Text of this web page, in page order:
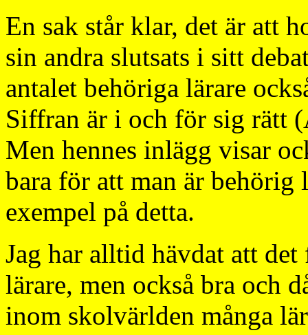
En sak står klar, det är att
sin andra slutsats i sitt
antalet behöriga lärare
Siffran är i och för sig rätt
Men hennes inlägg visar
bara för att man är behörig
exempel på detta.
Jag har alltid hävdat att
lärare, men också bra och
inom skolvärlden många